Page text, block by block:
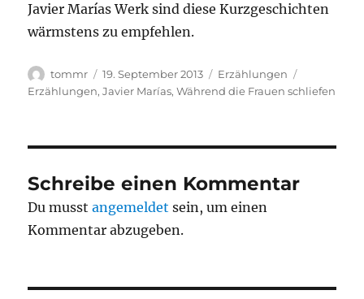
Javier Marías Werk sind diese Kurzgeschichten
wärmstens zu empfehlen.
Autor
tommr
Veröffentlicht
am
19. September 2013 Kategorien
Erzählungen
Erzählungen,Javier Marías,Während die Frauen schliefen
Schreibe einen Kommentar
Du musstangemeldet sein, um einen
Kommentar abzugeben.